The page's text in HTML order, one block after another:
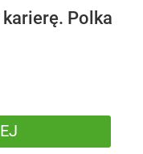
Polka